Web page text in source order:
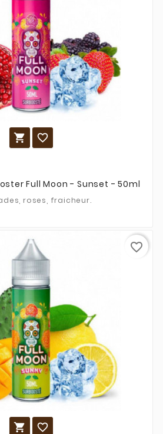
 
Full Moon - Sunset - 50ml
roses, fraicheur.
 
favorite_border